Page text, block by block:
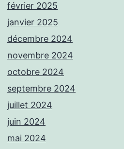
février 2025
janvier 2025
décembre 2024
novembre 2024
octobre 2024
septembre 2024
juillet 2024
juin 2024
mai 2024